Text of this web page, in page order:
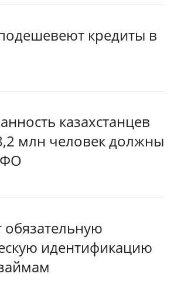
кредиты в
казахстанцев
млн человек должны
обязательную
идентификацию